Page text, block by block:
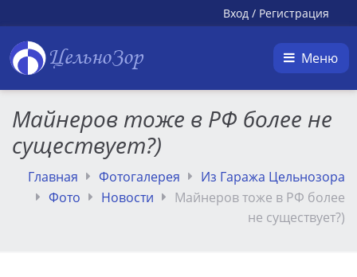
Вход / Регистрация
ЦельноЗор Меню
Майнеров тоже в РФ более не
существует?)
Главная Фотогалерея
Из Гаража Цельнозора
Фото
Новости
Майнеров тоже в РФ более
не существует?)